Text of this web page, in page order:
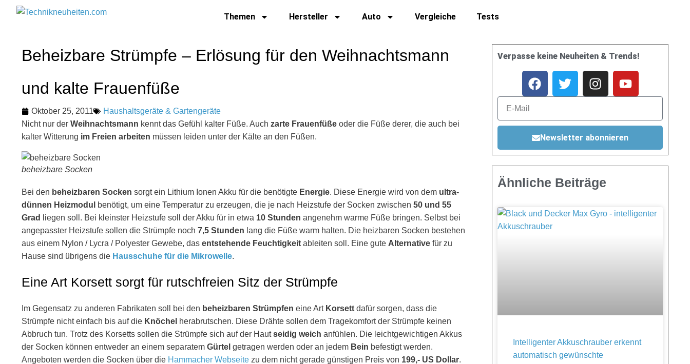
Themen Hersteller Auto Vergleiche Tests
Beheizbare Strümpfe – Erlösung für den Weihnachtsmann
und kalte Frauenfüße
Oktober 25, 2011
Haushaltsgeräte & Gartengeräte
Nicht nur der Weihnachtsmann kennt das Gefühl kalter Füße. Auch zarte Frauenfüße oder die Füße derer, die auch bei
kalter Witterung im Freien arbeiten müssen leiden unter der Kälte an den Füßen.
beheizbare Socken
Bei den beheizbaren Socken sorgt ein Lithium Ionen Akku für die benötigte Energie. Diese Energie wird von dem ultra-
dünnen Heizmodul
benötigt, um eine Temperatur zu erzeugen, die je nach Heizstufe der Socken zwischen 50 und 55
Grad
liegen soll. Bei kleinster Heizstufe soll der Akku für in etwa 10 Stunden angenehm warme Füße bringen. Selbst bei
angepasster Heizstufe sollen die Strümpfe noch 7,5 Stunden lang die Füße warm halten. Die heizbaren Socken bestehen
aus einem Nylon / Lycra / Polyester Gewebe, das entstehende Feuchtigkeit ableiten soll. Eine gute Alternative für zu
Hause sind übrigens die Hausschuhe für die Mikrowelle.
Eine Art Korsett sorgt für rutschfreien Sitz der Strümpfe
Im Gegensatz zu anderen Fabrikaten soll bei den beheizbaren Strümpfen eine Art Korsett dafür sorgen, dass die
Strümpfe nicht einfach bis auf die Knöchel herabrutschen. Diese Drähte sollen dem Tragekomfort der Strümpfe keinen
Abbruch tun. Trotz des Korsetts sollen die Strümpfe sich auf der Hautseidig weich anfühlen. Die leichtgewichtigen Akkus
der Socken können entweder an einem separatem Gürtel getragen werden oder an jedem Bein befestigt werden.
Angeboten werden die Socken über die Hammacher Webseite zu dem nicht gerade günstigen Preis von 199,- US Dollar.
Verpasse keine Neuheiten & Trends!
Newsletter abonnieren
Ähnliche Beiträge
Intelligenter Akkuschrauber erkennt
automatisch gewünschte